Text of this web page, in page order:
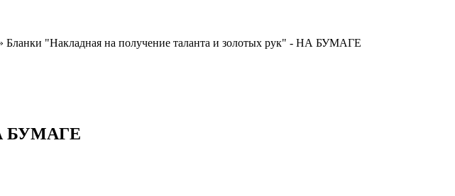
Бланки "Накладная на получение таланта и золотых рук" - НА БУМАГЕ
БУМАГЕ